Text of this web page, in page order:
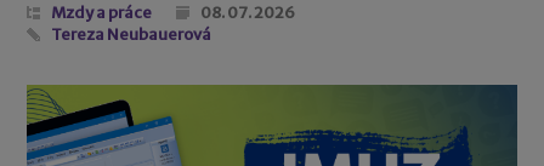
Mzdy a práce
08. 07. 2026
Tereza Neubauerová